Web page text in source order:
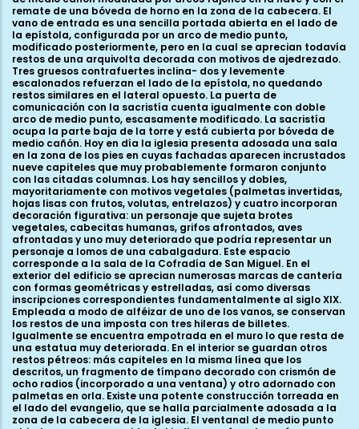
remate de una bóveda de horno en la zona de la cabecera. El
vano de entrada es una sencilla portada abierta en el lado de
la epístola, configurada por un arco de medio punto,
modificado posteriormente, pero en la cual se aprecian todavía
restos de una arquivolta decorada con motivos de ajedrezado.
Tres gruesos contrafuertes inclina- dos y levemente
escalonados refuerzan el lado de la epístola, no quedando
restos similares en el lateral opuesto. La puerta de
comunicación con la sacristía cuenta igualmente con doble
arco de medio punto, escasamente modificado. La sacristía
ocupa la parte baja de la torre y está cubierta por bóveda de
medio cañón. Hoy en día la iglesia presenta adosada una sala
en la zona de los pies en cuyas fachadas aparecen incrustados
nueve capiteles que muy probablemente formaron conjunto
con las citadas columnas. Los hay sencillos y dobles,
mayoritariamente con motivos vegetales (palmetas invertidas,
hojas lisas con frutos, volutas, entrelazos) y cuatro incorporan
decoración figurativa: un personaje que sujeta brotes
vegetales, cabecitas humanas, grifos afrontados, aves
afrontadas y uno muy deteriorado que podría representar un
personaje a lomos de una cabalgadura. Este espacio
corresponde a la sala de la Cofradía de San Miguel. En el
exterior del edificio se aprecian numerosas marcas de cantería
con formas geométricas y estrelladas, así como diversas
inscripciones correspondientes fundamentalmente al siglo XIX.
Empleada a modo de alféizar de uno de los vanos, se conservan
los restos de una imposta con tres hileras de billetes.
Igualmente se encuentra empotrada en el muro lo que resta de
una estatua muy deteriorada. En el interior se guardan otros
restos pétreos: más capiteles en la misma línea que los
descritos, un fragmento de tímpano decorado con crismón de
ocho radios (incorporado a una ventana) y otro adornado con
palmetas en orla. Existe una potente construcción torreada en
el lado del evangelio, que se halla parcialmente adosada a la
zona de la cabecera de la iglesia. El ventanal de medio punto